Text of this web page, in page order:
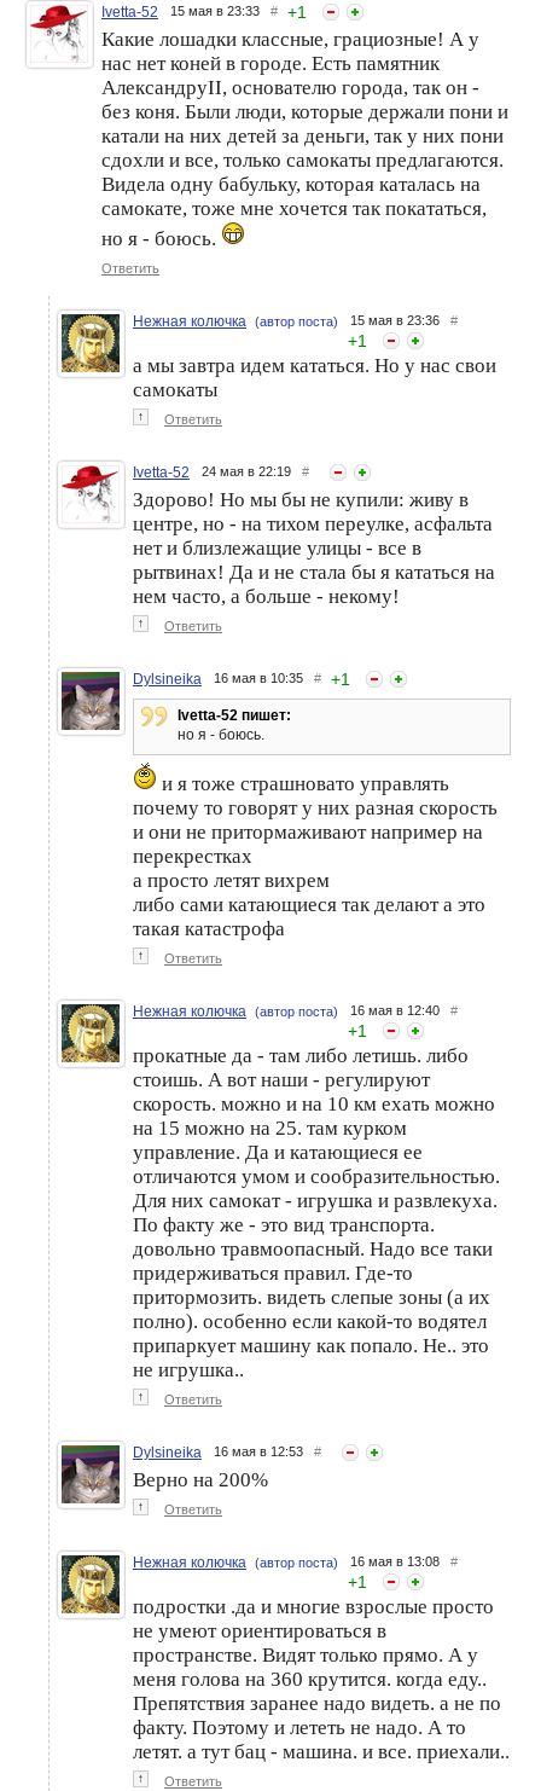
Ivetta-52 15 мая в 23:33 # +1
Какие лошадки классные, грациозные! А у
нас нет коней в городе. Есть памятник
АлександруII, основателю города, так он -
без коня. Были люди, которые держали пони и
катали на них детей за деньги, так у них пони
сдохли и все, только самокаты предлагаются.
Видела одну бабульку, которая каталась на
самокате, тоже мне хочется так покататься,
но я - боюсь.
Ответить
Нежная колючка (автор поста) 15 мая в 23:36 #
+1
а мы завтра идем кататься. Но у нас свои
самокаты
↑ Ответить
Ivetta-52 24 мая в 22:19 #
Здорово! Но мы бы не купили: живу в
центре, но - на тихом переулке, асфальта
нет и близлежащие улицы - все в
рытвинах! Да и не стала бы я кататься на
нем часто, а больше - некому!
↑ Ответить
Dylsineika 16 мая в 10:35 # +1
Ivetta-52 пишет:
но я - боюсь.
и я тоже страшновато управлять
почему то говорят у них разная скорость
и они не притормаживают например на
перекрестках
а просто летят вихрем
либо сами катающиеся так делают а это
такая катастрофа
↑ Ответить
Нежная колючка (автор поста) 16 мая в 12:40 #
+1
прокатные да - там либо летишь. либо
стоишь. А вот наши - регулируют
скорость. можно и на 10 км ехать можно
на 15 можно на 25. там курком
управление. Да и катающиеся ее
отличаются умом и сообразительностью.
Для них самокат - игрушка и развлекуха.
По факту же - это вид транспорта.
довольно травмоопасный. Надо все таки
придерживаться правил. Где-то
притормозить. видеть слепые зоны (а их
полно). особенно если какой-то водятел
припаркует машину как попало. Не.. это
не игрушка..
↑ Ответить
Dylsineika 16 мая в 12:53 #
Верно на 200%
↑ Ответить
Нежная колючка (автор поста) 16 мая в 13:08 #
+1
подростки .да и многие взрослые просто
не умеют ориентироваться в
пространстве. Видят только прямо. А у
меня голова на 360 крутится. когда еду..
Препятствия заранее надо видеть. а не по
факту. Поэтому и лететь не надо. А то
летят. а тут бац - машина. и все. приехали..
↑ Ответить